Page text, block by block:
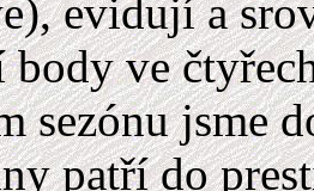
evidují a
ve
sezónu jsme
patří do